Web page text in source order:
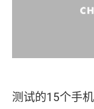
测试的15个手